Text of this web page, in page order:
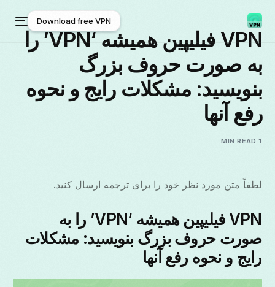
فارسی
Download free VPN
Download free VPN
VPN فیلیپین همیشه ‘VPN’ را
به صورت حروف بزرگ
بنویسید: مشکلات رایج و نحوه
رفع آنها
1 MIN READ
لطفاً متن مورد نظر خود را برای ترجمه ارسال کنید.
VPN فیلیپین همیشه ‘VPN’ را به
صورت حروف بزرگ بنویسید: مشکلات
رایج و نحوه رفع آنها